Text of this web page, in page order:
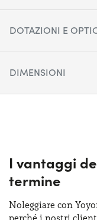
Alimentazione:
Posti auto:5
Potenza:
DOTAZIONI E
Fari anteriori
Ricarica
DIMENSIONI
Altezza: 158 cm
Bagagliaio:
I vantaggi
termine
Noleggiare con
perché i nostri